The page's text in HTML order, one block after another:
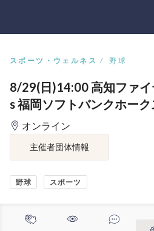
スポーツ・ウェルネス 野球
8/29(日)14:00 高知ファ
s 福岡ソフトバンクホー
オンライン
主催者団体情報
野球 スポーツ